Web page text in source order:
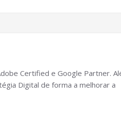
Certified e Google Partner.
Digital de forma a melhorar a